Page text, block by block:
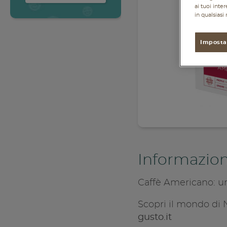
Caffè Americano:
Scopri il mondo di
gusto.it
ai tuoi
in qualsiasi